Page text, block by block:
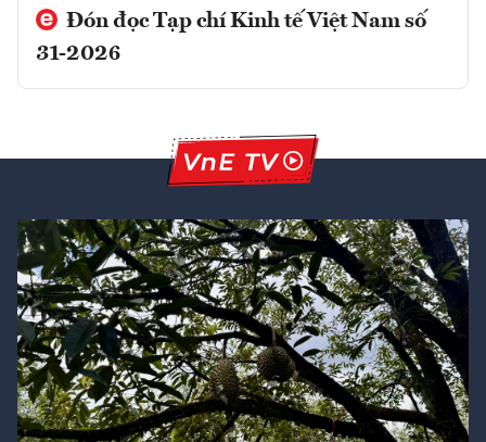
Đón đọc Tạp chí Kinh tế Việt Nam số
31-2026